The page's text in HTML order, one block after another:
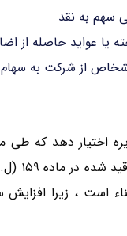
سهم به نقد
یا عواید حاصله از
از شرکت به
است ، زیرا